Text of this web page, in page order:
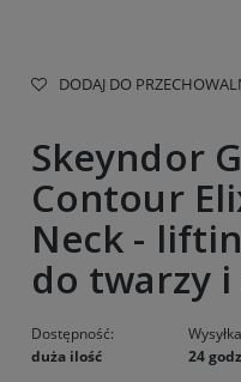
DODAJ DO
Skeyndor
Contour
Neck -
do twarzy i
Dostępność:
duża ilość
24